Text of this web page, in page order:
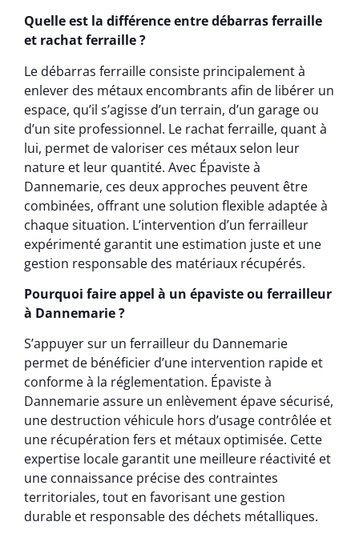
Quelle est la différence entre débarras ferraille
et rachat ferraille ?
Le débarras ferraille consiste principalement à
enlever des métaux encombrants afin de libérer un
espace, qu’il s’agisse d’un terrain, d’un garage ou
d’un site professionnel. Le rachat ferraille, quant à
lui, permet de valoriser ces métaux selon leur
nature et leur quantité. Avec Épaviste à
Dannemarie, ces deux approches peuvent être
combinées, offrant une solution flexible adaptée à
chaque situation. L’intervention d’un ferrailleur
expérimenté garantit une estimation juste et une
gestion responsable des matériaux récupérés.
Pourquoi faire appel à un épaviste ou ferrailleur
à Dannemarie ?
S’appuyer sur un ferrailleur du Dannemarie
permet de bénéficier d’une intervention rapide et
conforme à la réglementation. Épaviste à
Dannemarie assure un enlèvement épave sécurisé,
une destruction véhicule hors d’usage contrôlée et
une récupération fers et métaux optimisée. Cette
expertise locale garantit une meilleure réactivité et
une connaissance précise des contraintes
territoriales, tout en favorisant une gestion
durable et responsable des déchets métalliques.